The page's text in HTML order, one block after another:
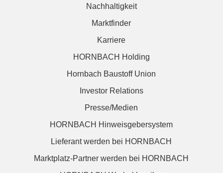
Nachhaltigkeit
Marktfinder
Karriere
HORNBACH Holding
Hornbach Baustoff Union
Investor Relations
Presse/Medien
HORNBACH Hinweisgebersystem
Lieferant werden bei HORNBACH
Marktplatz-Partner werden bei HORNBACH